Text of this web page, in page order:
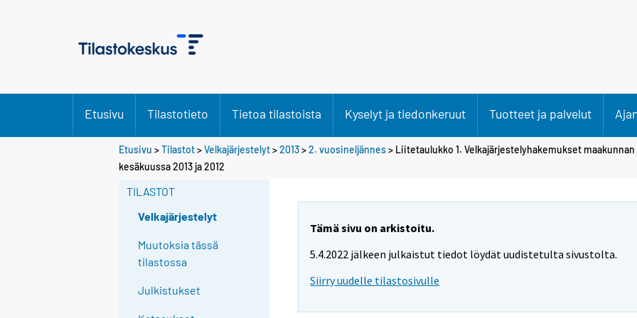
Etusivu Tilastotieto Tietoa tilastoista Kyselyt ja tiedonkeruut Tuotteet ja palvelut
Etusivu >Tilastot>Velkajärjestelyt>2013>2. vuosineljännes> Liitetaulukko 1. Velkajärjestelyhakemukset
kesäkuussa 2013 ja 2012
TILASTOT
Velkajärjestelyt
Muutoksia tässä
tilastossa
Julkistukset
Tämä sivu on arkistoitu.
5.4.2022 jälkeen julkaistut tiedot löydät uudistetulta sivustolta.
Siirry uudelle tilastosivulle